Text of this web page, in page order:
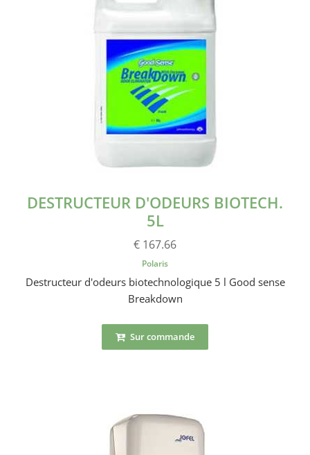
DESTRUCTEUR D'ODEURS BIOTECH.
5L
€ 167.66
Polaris
Destructeur d'odeurs biotechnologique 5 l Good sense
Breakdown
Sur commande